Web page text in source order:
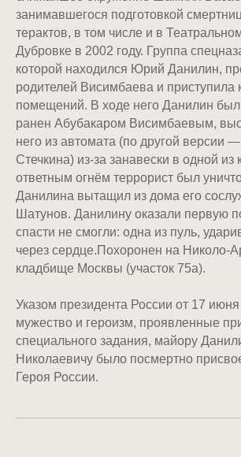
занимавшегося подготовкой
терактов, в том числе и в
Дубровке в 2002 году. Группа
которой находился Юрий Данилин,
родителей Висимбаева и приступила
помещений. В ходе него Данилин был
ранен Абубакаром Висимбаевым,
него из автомата (по другой версии —
Стечкина) из-за занавески в одной из
ответным огнём террорист был
Данилина вытащил из дома его
Шатунов. Данилину оказали первую
спасти не смогли: одна из пуль,
через сердце.Похоронен на Николо-
кладбище Москвы (участок 75а).
Указом президента России от 17 июня
мужество и героизм, проявленные
специального задания, майору
Николаевичу было посмертно
Героя России.